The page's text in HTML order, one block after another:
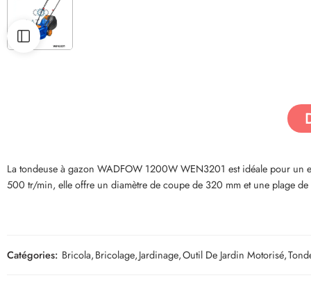
La tondeuse à gazon WADFOW 1200W WEN3201 est idéale pour
500 tr/min, elle offre un diamètre de coupe de 320 mm et une plage
Catégories: Bricola,Bricolage,Jardinage,Outil De Jardin Motorisé,